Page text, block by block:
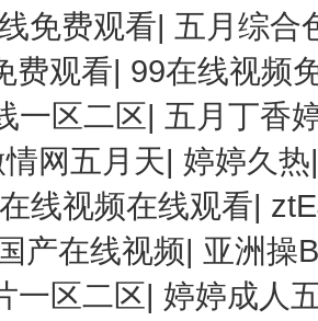
免费观看| 五月综合
费观看| 99在线视频
一区二区| 五月丁香
网五月天| 婷婷久热
线视频在线观看|
产在线视频| 亚洲操
一区二区| 婷婷成人